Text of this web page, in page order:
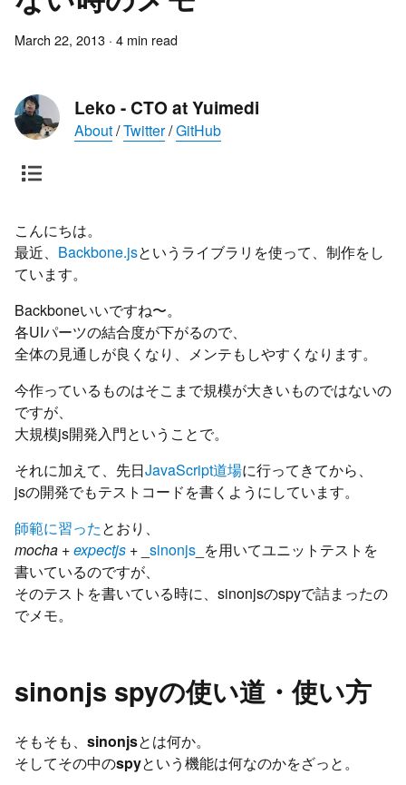
March 22, 2013 · 4 min read
Leko - CTO at Yuimedi
About/Twitter/GitHub
こんにちは。
最近、 Backbone.jsというライブラリを使って、制作をし
ています。
Backboneいいですね〜。
各UIパーツの結合度が下がるので、
全体の見通しが良くなり、メンテもしやすくなります。
今作っているものはそこまで規模が大きいものではないの
ですが、
大規模js開発入門ということで。
それに加えて、先日JavaScript道場に行ってきてから、
jsの開発でもテストコードを書くようにしています。
師範に習ったとおり、
mocha +expectjs + _ sinonjs _を用いてユニットテストを
書いているのですが、
そのテストを書いている時に、sinonjsのspyで詰まったの
でメモ。
sinonjs spyの使い道・使い方
そもそも、 sinonjsとは何か。
そしてその中のspyという機能は何なのかをざっと。